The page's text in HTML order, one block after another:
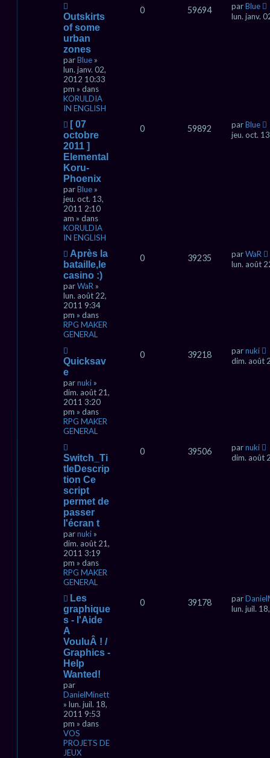
o
u
v
e
a
u
m
e
s
s
a
g
e
Outskirts
of some
urban
zones
parBlue »
lun. janv. 02,
2012 10:33
pm » dans
KORULDIA
IN ENGLISH
0 59694 parBlue
lun. janv.
N
o
u
v
e
a
u
m
e
s
s
a
g
[ 07
octobre
2011 ]
Elemental
Koru-
Phoenix
parBlue »
jeu. oct. 13,
2011 2:10
am » dans
KORULDIA
IN ENGLISH
0 59892 parBlue
jeu. oct.
N
o
u
v
e
a
u
m
e
s
a
g
e
Après la
bataille,le
casino :)
parWaR »
lun. août 22,
2011 9:34
pm » dans
RPG MAKER
GENERAL
0 39235 parWaR
lun. août
o
u
v
e
a
u
m
e
s
a
g
e
Quicksav
e
parnuki »
dim. août 21,
2011 3:20
pm » dans
RPG MAKER
GENERAL
0 39218 parnuki
dim. août
o
u
v
e
a
u
m
e
s
s
a
g
e
Switch_Ti
tleDescrip
tion Ce
script
permet de
passer
l'écran t
parnuki »
dim. août 21,
2011 3:19
pm » dans
RPG MAKER
GENERAL
0 39506 parnuki
dim. août
N
o
u
v
e
a
u
m
e
s
s
a
g
e
Les
graphique
s - l'Aide
A
VouluÂ ! /
Graphics -
Help
Wanted!
par
DanielMinett
» lun. juil. 18,
2011 9:53
pm » dans
VOS
PROJETS DE
JEUX
0 39178 par
lun. juil.